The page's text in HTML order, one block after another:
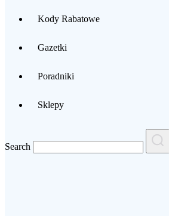
Kody Rabatowe
Gazetki
Poradniki
Sklepy
Search